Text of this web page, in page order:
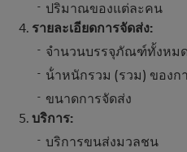
ปริมาณของแต่ละคน
รายละเอียดการจัดส่ง:
จํานวนบรรจุภัณฑ์ทั้งหม
น้ําหนักรวม (รวม) ของก
ขนาดการจัดส่ง
บริการ:
บริการขนส่งมวลชน